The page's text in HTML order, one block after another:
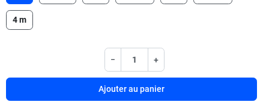
4 m
− +
Ajouter au panier